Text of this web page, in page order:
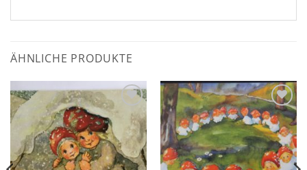
ÄHNLICHE PRODUKTE
Zum
Wunschzettel
hinzufügen
Zum
Wunschzettel
hinzufügen